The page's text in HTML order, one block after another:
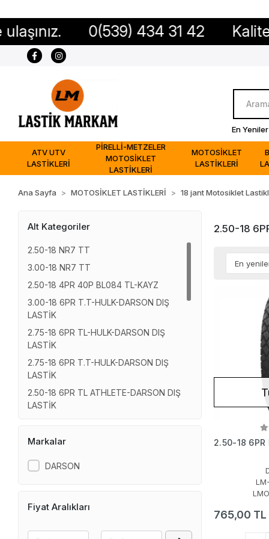
0(539) 434 31 42 Kaliteli
En Yeniler
ATV UTV
LASTİKLERİ
PİRELLİ-METZELER
MOTOSİKLET
LASTİKLERİ
MOTOSİKLET
LASTİKLERİ
Ana Sayfa MOTOSİKLET LASTİKLERİ 18 jant Motosiklet
Alt Kategoriler
2.50-18 NR7 TT
3.00-18 NR7 TT
2.50-18 4PR 40P BL084 TL-KAYZ
3.00-18 6PR T.T-HULK-DARSON DIŞ
LASTİK
2.75-18 6PR TL-HULK-DARSON DIŞ
LASTİK
2.75-18 6PR T.T-HULK-DARSON DIŞ
LASTİK
2.50-18 6PR TL ATHLETE-DARSON DIŞ
LASTİK
3.00-18 4PR BL035 TL
90/90-18 4PR BL084 TL
Markalar
DARSON
Fiyat Aralıkları
2.50-18
2.50-18 6PR
765,00 TL